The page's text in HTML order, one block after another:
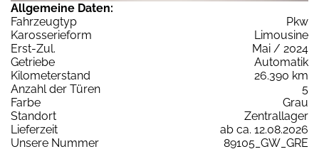
Allgemeine Daten:
Fahrzeugtyp
Pkw
Karosserieform
Limousine
Erst-Zul.
Mai / 2024
Getriebe
Automatik
Kilometerstand
26.390 km
Anzahl der Türen
5
Farbe
Grau
Standort
Zentrallager
Lieferzeit
ab ca. 12.08.2026
Unsere Nummer
89105_GW_GRE